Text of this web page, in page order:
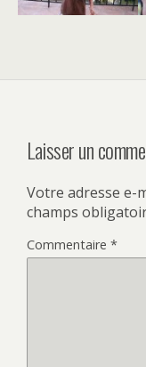
Laisser un
Votre adresse e-
champs
Commentaire *